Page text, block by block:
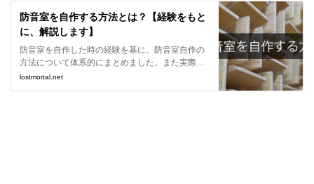
防音室を自作する方法とは？【経験をもと
に、解説します】
防音室を自作した時の経験を基に、防音室自作の
方法について体系的にまとめました。また実際に
施工を行った防音室についても紹介しています。
lostmortal.net